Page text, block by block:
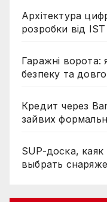
Архітектура
розробки від
Гаражні ворота:
безпеку та
Кредит через
зайвих
SUP-доска,
выбрать